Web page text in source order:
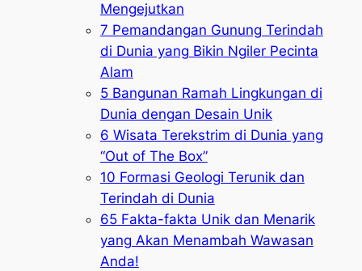
Mengejutkan
7 Pemandangan Gunung Terindah
di Dunia yang Bikin Ngiler Pecinta
Alam
5 Bangunan Ramah Lingkungan di
Dunia dengan Desain Unik
6 Wisata Terekstrim di Dunia yang
“Out of The Box”
10 Formasi Geologi Terunik dan
Terindah di Dunia
65 Fakta-fakta Unik dan Menarik
yang Akan Menambah Wawasan
Anda!